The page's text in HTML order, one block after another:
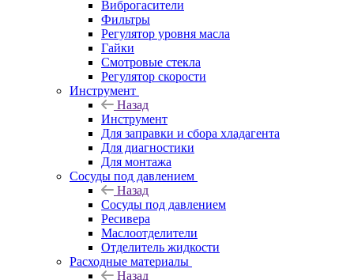
Виброгасители
Фильтры
Регулятор уровня масла
Гайки
Смотровые стекла
Регулятор скорости
Инструмент
Назад
Инструмент
Для заправки и сбора хладагента
Для диагностики
Для монтажа
Сосуды под давлением
Назад
Сосуды под давлением
Ресивера
Маслоотделители
Отделитель жидкости
Расходные материалы
Назад